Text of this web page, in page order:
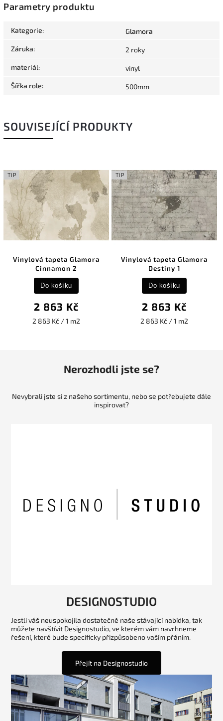
Parametry produktu
Kategorie: Glamora
Záruka: 2 roky
materiál: vinyl
Šířka role: 500mm
SOUVISEJÍCÍ PRODUKTY
TIP
Vinylová tapeta Glamora
Cinnamon 2
2 863 Kč
2 863 Kč / 1 m2
Do košíku
TIP
Vinylová tapeta Glamora
Destiny 1
2 863 Kč
2 863 Kč / 1 m2
Do košíku
Nerozhodli jste se?
Nevybrali jste si z našeho sortimentu, nebo se potřebujete dále
inspirovat?
DESIGNOSTUDIO
Jestli váš neuspokojila dostatečně naše stávající nabídka, tak
můžete navštívit Designostudio, ve kterém vám navrhneme
řešení, které bude specificky přizpůsobeno vaším přáním.
Přejít na Designostudio